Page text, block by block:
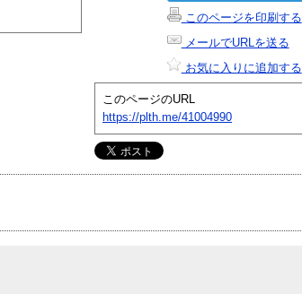
このページを印刷する
メールでURLを送る
お気に入りに追加する
このページのURL
https://plth.me/41004990